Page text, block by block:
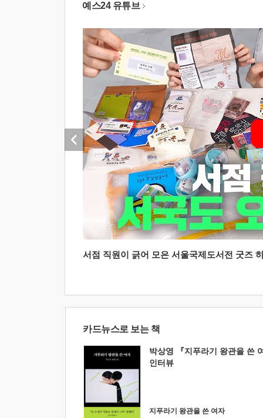
예스24 유튜브
서점 직원이 긁어 모은 서울국제도서전 굿즈
카드뉴스로 보는 책
박상영 『지푸라기 왕관을 쓴
인터뷰
지푸라기 왕관을 쓴 여자